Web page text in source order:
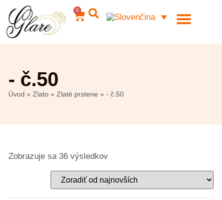
0
- č.50
Úvod » Zlato » Zlaté prstene » - č.50
Zobrazuje sa 36 výsledkov